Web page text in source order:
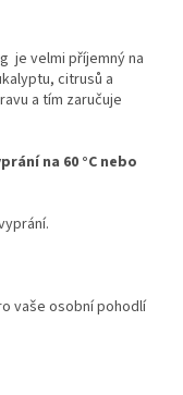
je velmi příjemný na
citrusů a
a tím zaručuje
na 60 °C nebo
vaše osobní pohodlí